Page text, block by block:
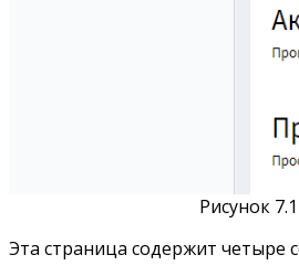
Рисунок 7.1
Эта страница содержит четыре